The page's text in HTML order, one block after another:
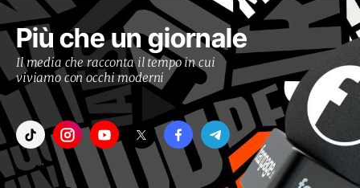
Più che un giornale
Il media che racconta il tempo in cui
viviamo con occhi moderni